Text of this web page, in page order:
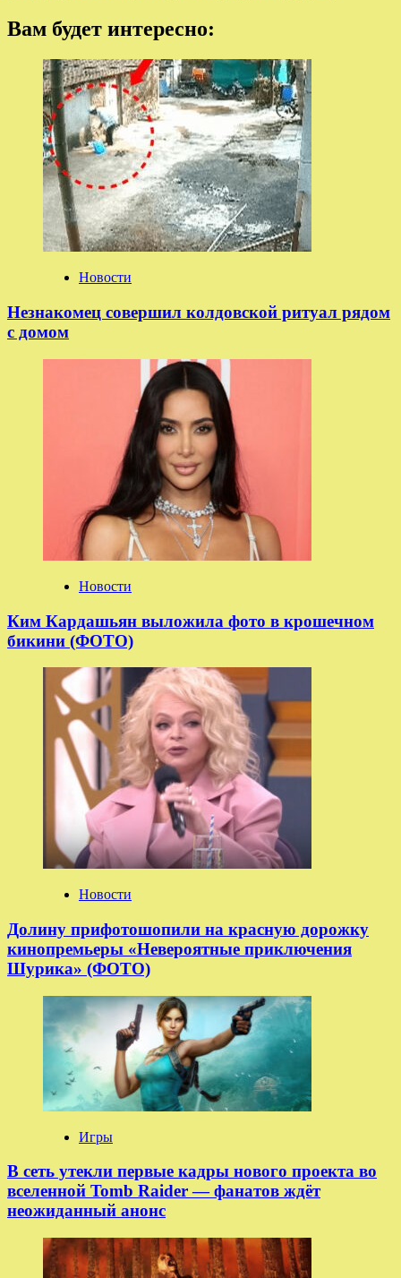
Вам будет интересно:
Новости
Незнакомец совершил колдовской ритуал рядом
с домом
Новости
Ким Кардашьян выложила фото в крошечном
бикини (ФОТО)
Новости
Долину прифотошопили на красную дорожку
кинопремьеры «Невероятные приключения
Шурика» (ФОТО)
Игры
В сеть утекли первые кадры нового проекта во
вселенной Tomb Raider — фанатов ждёт
неожиданный анонс